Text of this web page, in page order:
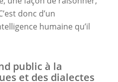
donc d’un
humaine qu’il
public à la
et des dialectes